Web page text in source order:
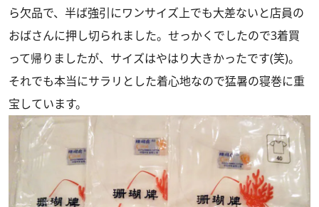
ら欠品で、半ば強引にワンサイズ上でも大差ないと店員の
おばさんに押し切られました。せっかくでしたので3着買
って帰りましたが、サイズはやはり大きかったです(笑)。
それでも本当にサラリとした着心地なので猛暑の寝巻に重
宝しています。